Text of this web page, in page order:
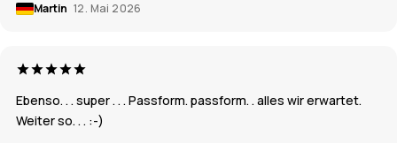
Martin 12. Mai 2026
Ebenso. . . super . . . Passform. passform. . alles wir erwartet.
Weiter so. . . :-)